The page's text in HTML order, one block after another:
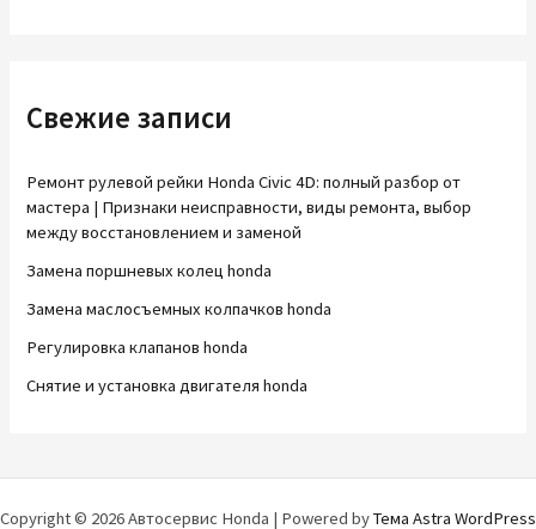
Свежие записи
Ремонт рулевой рейки Honda Civic 4D: полный разбор от
мастера | Признаки неисправности, виды ремонта, выбор
между восстановлением и заменой
Замена поршневых колец honda
Замена маслосъемных колпачков honda
Регулировка клапанов honda
Снятие и установка двигателя honda
Copyright © 2026 Автосервис Honda | Powered byТема Astra WordPress